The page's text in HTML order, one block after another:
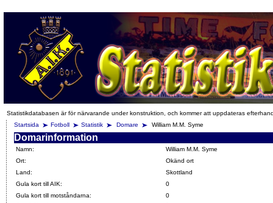
Statistikdatabasen är för närvarande under konstruktion, och kommer att uppdateras
Startsida
Fotboll Statistik Domare William M.M. Syme
Domarinformation
Namn:
William M.M. Syme
Ort:
Okänd ort
Land:
Skottland
Gula kort till AIK:
0
Gula kort till motståndarna:
0